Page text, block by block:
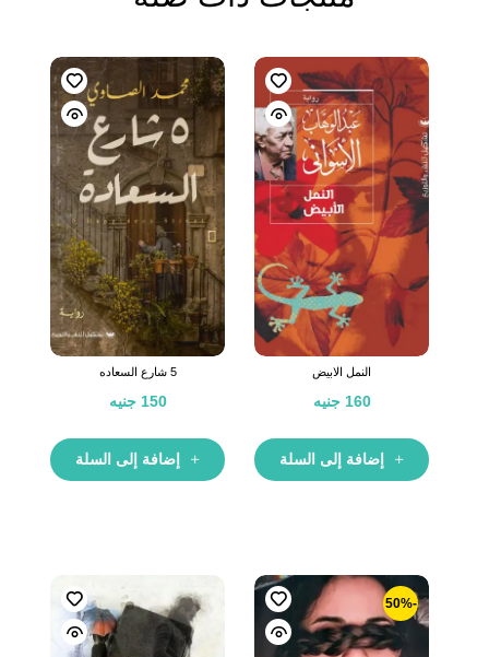
النمل الابيض
160 جنيه
إضافة إلى السلة
5 شارع السعاده
150 جنيه
إضافة إلى السلة
-50%